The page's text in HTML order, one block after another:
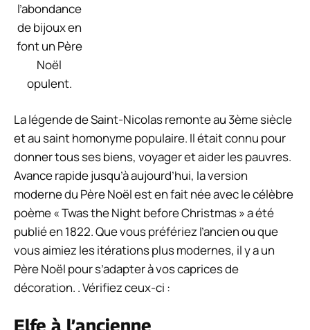
l’abondance
de bijoux en
font un Père
Noël
opulent.
La légende de Saint-Nicolas remonte au 3ème siècle
et au saint homonyme populaire. Il était connu pour
donner tous ses biens, voyager et aider les pauvres.
Avance rapide jusqu’à aujourd’hui, la version
moderne du Père Noël est en fait née avec le célèbre
poème « Twas the Night before Christmas » a été
publié en 1822. Que vous préfériez l’ancien ou que
vous aimiez les itérations plus modernes, il y a un
Père Noël pour s’adapter à vos caprices de
décoration. . Vérifiez ceux-ci :
Elfe à l’ancienne